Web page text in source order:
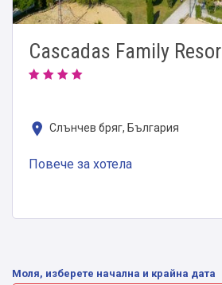
Cascadas Family
Слънчев бряг, България
Повече за хотела
Моля, изберете начална и крайна дата